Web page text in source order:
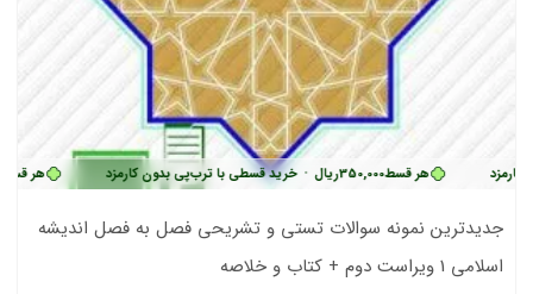
هر قسط350,000 هر قسط350,000ریال • خرید قسطی با ترب‌پی بدون کارمزد
جدیدترین نمونه سوالات تستی و تشریحی فصل به فصل اندیشه
اسلامی 1 ویراست دوم + کتاب و خلاصه